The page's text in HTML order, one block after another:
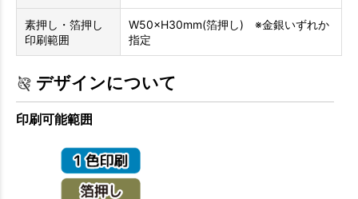
素押し・箔押し
印刷範囲
W50×H30mm(箔押し) ※金銀いずれか
指定
デザインについて
印刷可能範囲